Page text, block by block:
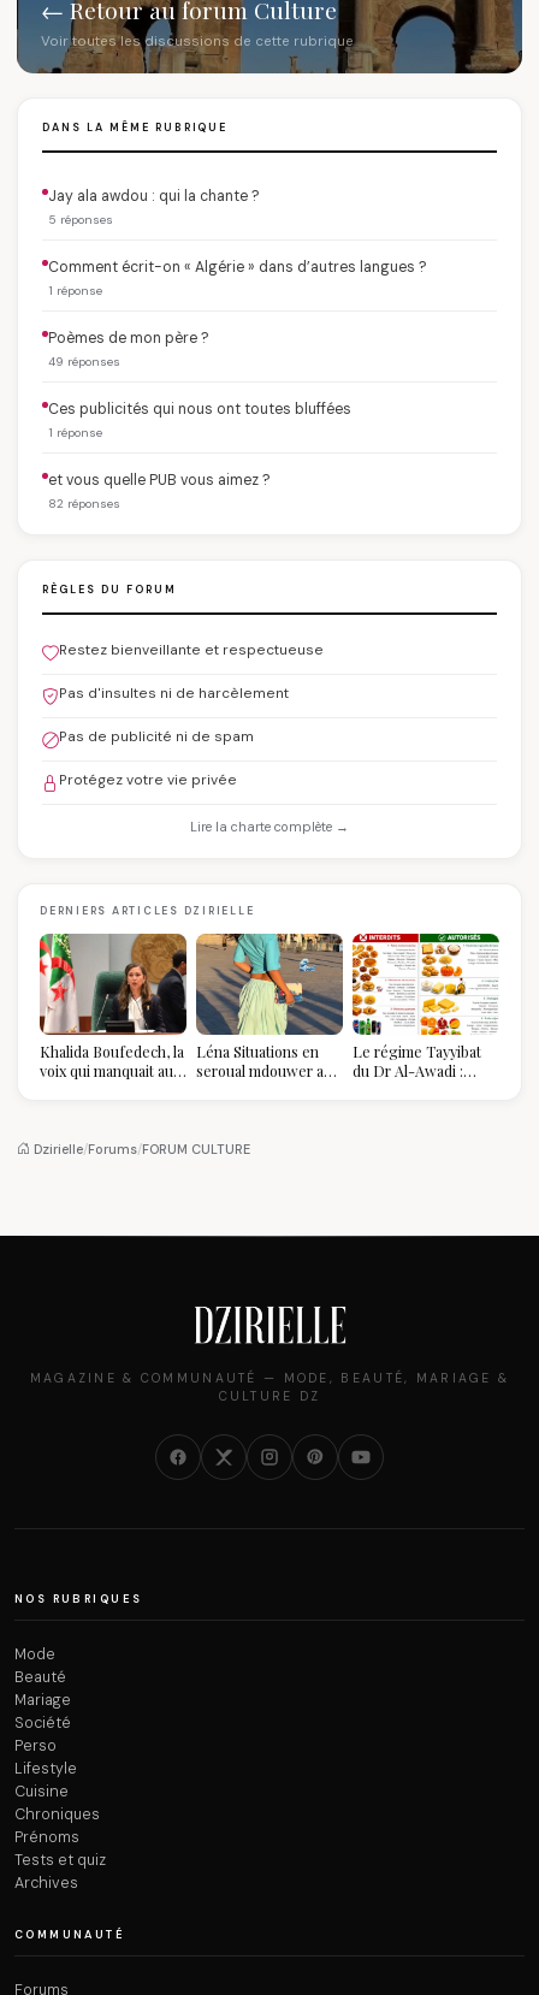
← Retour au forum Culture
Voir toutes les discussions de cette rubrique
DANS LA MÊME RUBRIQUE
Jay ala awdou : qui la chante ?
5 réponses
Comment écrit-on « Algérie » dans d’autres langues ?
1 réponse
Poèmes de mon père ?
49 réponses
Ces publicités qui nous ont toutes bluffées
1 réponse
et vous quelle PUB vous aimez ?
82 réponses
RÈGLES DU FORUM
Restez bienveillante et respectueuse
Pas d'insultes ni de harcèlement
Pas de publicité ni de spam
Protégez votre vie privée
Lire la charte complète →
DERNIERS ARTICLES DZIRIELLE
Khalida Boufedech, la
voix qui manquait au
Léna Situations en
seroual mdouwer au
pièce mode de l'été
Le régime Tayyibat
du Dr Al-Awadi :
Dzirielle/Forums/FORUM CULTURE
MAGAZINE & COMMUNAUTÉ — MODE, BEAUTÉ, MARIAGE &
CULTURE DZ
NOS RUBRIQUES
Mode
Beauté
Mariage
Société
Perso
Lifestyle
Cuisine
Chroniques
Prénoms
Tests et quiz
Archives
COMMUNAUTÉ
Forums